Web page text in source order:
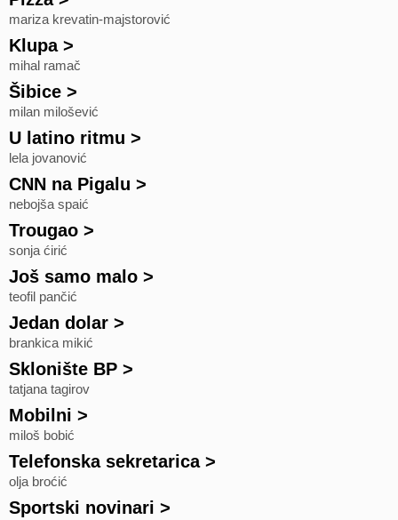
mariza krevatin-majstorović
Klupa>
mihal ramač
Šibice >
milan milošević
U latino ritmu >
lela jovanović
CNN na Pigalu >
nebojša spaić
Trougao >
sonja ćirić
Još samo malo >
teofil pančić
Jedan dolar >
brankica mikić
Sklonište BP >
tatjana tagirov
Mobilni >
miloš bobić
Telefonska sekretarica>
olja broćić
Sportski novinari >